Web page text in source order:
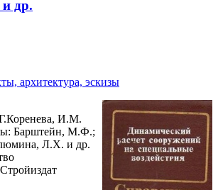
др.
архитектура, эскизы
И.М.
Барштейн, М.Ф.;
Л.Х. и др.